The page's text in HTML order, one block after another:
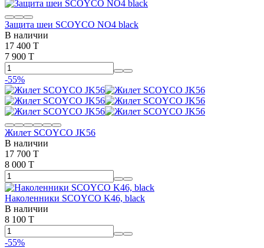
Защита шеи SCOYCO NO4 black
В наличии
17 400 T
7 900 T
-55%
Жилет SCOYCO JK56
В наличии
17 700 T
8 000 T
Наколенники SCOYCO K46, black
В наличии
8 100 T
-55%